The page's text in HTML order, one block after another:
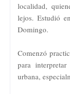
localidad,
lejos. Estudió
Domingo.
Comenzó
para
urbana,